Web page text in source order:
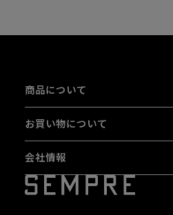
商品について
お買い物について
会社情報